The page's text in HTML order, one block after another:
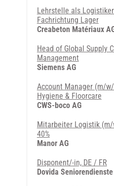
Lehrstelle als
Fachrichtung Lager
Creabeton Matériaux
Head of Global Supply
Management
Siemens AG
Account Manager (m/
Hygiene & Floorcare
CWS-boco AG
Mitarbeiter Logistik
40%
Manor AG
Disponent/-in, DE / FR
Dovida Seniorendienste